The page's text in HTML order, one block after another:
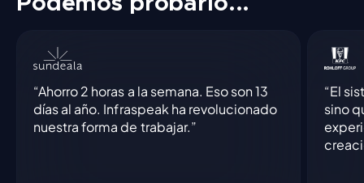
“Ahorro 2 horas a la semana. Eso son 13
días al año. Infraspeak ha revolucionado
nuestra forma de trabajar.”
“El
sino